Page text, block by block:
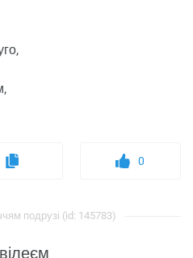
0
подрузі (id: 145783)